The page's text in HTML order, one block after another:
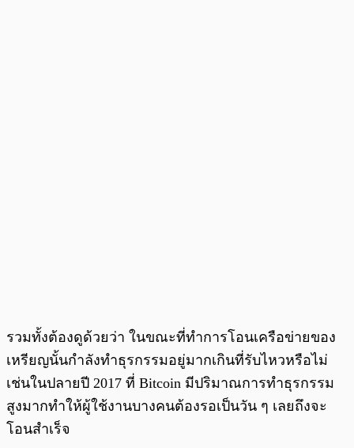
รวมทั้งต้องดูด้วยว่า ในขณะที่ทำการโอนเครือข่ายของ
เหรียญนั้นกำลังทำธุรกรรมอยู่มากเกินที่รับไหวหรือไม่
เช่นในปลายปี 2017 ที่ Bitcoin มีปริมาณการทำธุรกรรม
สูงมากทำให้ผู้ใช้งานบางคนต้องรอเป็นวัน ๆ เลยถึงจะ
โอนสำเร็จ